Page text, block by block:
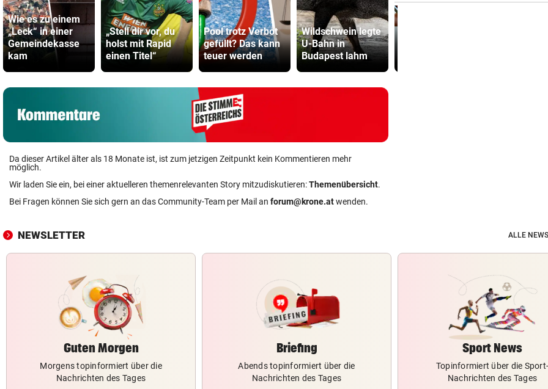
Wie es zu einem
„Leck“ in einer
Gemeindekasse
kam
„Stell dir vor, du
holst mit Rapid
einen Titel“
Pool trotz Verbot
gefüllt? Das kann
teuer werden
Wildschwein legte
U-Bahn in
Budapest lahm
Da dieser Artikel älter als 18 Monate ist, ist zum jetzigen Zeitpunkt kein Kommentieren mehr
möglich.
Wir laden Sie ein, bei einer aktuelleren themenrelevanten Story mitzudiskutieren:Themenübersicht.
Bei Fragen können Sie sich gern an das Community-Team per Mail an forum@krone.atwenden.
NEWSLETTER ALLE
Guten Morgen
Morgens topinformiert über die
Nachrichten des Tages
Briefing
Abends topinformiert über die
Nachrichten des Tages
Sport News
Topinformiert über die
Nachrichten des Tages